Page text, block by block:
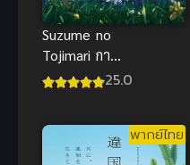
Suzume no
Tojimari การ
ผนึกประตูของ25.0
พากย์ไทย